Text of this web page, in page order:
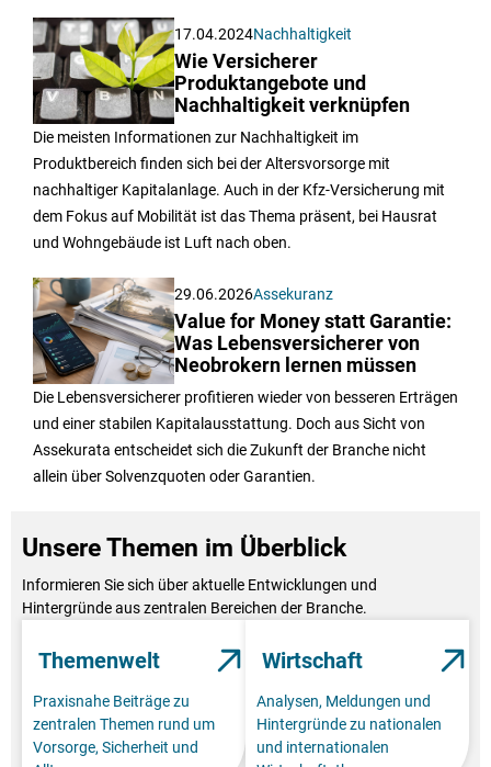
17.04.2024Nachhaltigkeit
Wie Versicherer
Produktangebote und
Nachhaltigkeit verknüpfen
Die meisten Informationen zur Nachhaltigkeit im
Produktbereich finden sich bei der Altersvorsorge mit
nachhaltiger Kapitalanlage. Auch in der Kfz-Versicherung mit
dem Fokus auf Mobilität ist das Thema präsent, bei Hausrat
und Wohngebäude ist Luft nach oben.
29.06.2026Assekuranz
Value for Money statt Garantie:
Was Lebensversicherer von
Neobrokern lernen müssen
Die Lebensversicherer profitieren wieder von besseren Erträgen
und einer stabilen Kapitalausstattung. Doch aus Sicht von
Assekurata entscheidet sich die Zukunft der Branche nicht
allein über Solvenzquoten oder Garantien.
Unsere Themen im Überblick
Informieren Sie sich über aktuelle Entwicklungen und
Hintergründe aus zentralen Bereichen der Branche.
Themenwelt
Praxisnahe Beiträge zu
zentralen Themen rund um
Vorsorge, Sicherheit und
Wirtschaft
Analysen, Meldungen und
Hintergründe zu nationalen
und internationalen